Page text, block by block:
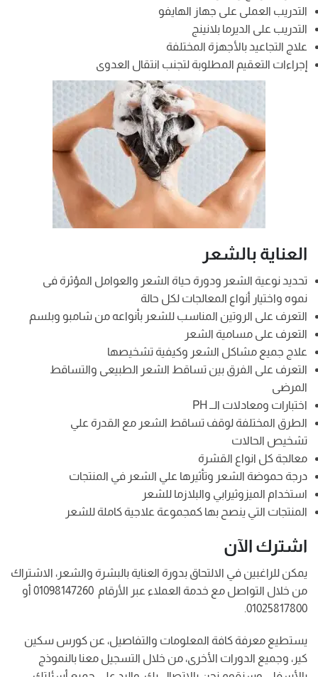
التدريب العملى على جهاز الهايفو
التدريب على الديرما بلانينج
علاج التجاعيد بالأجهزة المختلفة
إجراءات التعقيم المطلوبة لتجنب انتقال العدوى
العناية بالشعر
تحديد نوعية الشعر ودورة حياة الشعر والعوامل المؤثرة فى
نموه واختيار أنواع المعالجات لكل حالة
التعرف على الروتين المناسب للشعر بأنواعه من شامبو وبلسم
التعرف على مسامية الشعر
علاج جميع مشاكل الشعر وكيفية تشخيصها
التعرف على الفرق بين تساقط الشعر الطبيعى والتساقط
المرضى
اختبارات ومعادلات الــ PH
الطرق المختلفة لوقف تساقط الشعر مع القدرة علي
تشخيص الحالات
معالجة كل انواع القشرة
درجة حموضة الشعر وتأثيرها علي الشعر في المنتجات
استخدام الميزوثيرابي والبلازما للشعر
المنتجات التي ينصح بها كمجموعة علاجية كاملة للشعر
اشترك الآن
يمكن للراغبين في الالتحاق بدورة العناية بالبشرة والشعر، الاشتراك
من خلال التواصل مع خدمة العملاء عبر الأرقام 01098147260 أو
01025817800.
يستطيع معرفة كافة المعلومات والتفاصيل، عن كورس سكين
كير، وجميع الدورات الأخرى، من خلال التسجيل معنا بالنموذج